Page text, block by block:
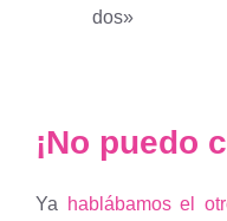
dos»
¡No puedo
Ya hablábamos el